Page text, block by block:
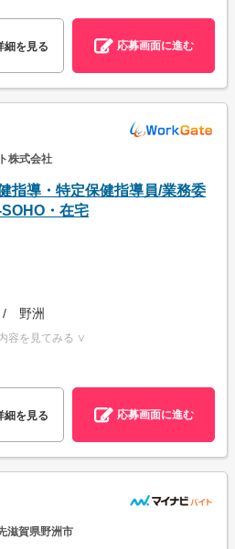
細を見る 応募画面に進む
株式会社
指導・特定保健指導員/業務委
・在宅
/ 野洲
容を見てみる ∨
細を見る 応募画面に進む
賀県野洲市